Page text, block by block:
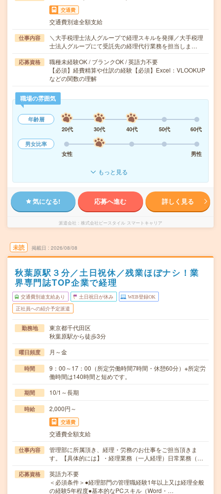
交通費
交通費別途全額支給
仕事内容
＼大手税理士法人グループで経理スキルを発揮／大手税理
士法人グループにて受託先の経理代行業務を担当しま…
応募資格
職種未経験OK / ブランクOK / 英語力不要
【必須】経費精算や仕訳の経験【必須】Excel：VLOOKUP
などの関数の理解
職場の雰囲気
年齢層
20代
30代 40代 50代
60代
男女比率
女性
男性
もっと見る
気になる! 応募へ進む 詳しく見る
派遣会社 株式会社ビースタイル スマートキャリア
未読 掲載日 2026/08/08
秋葉原駅３分／土日祝休／残業ほぼナシ！業
界専門誌TOP企業で経理
交通費別途支給あり 土日祝日が休み WEB登録OK
正社員への紹介予定派遣
勤務地
東京都千代田区
秋葉原駅から徒歩3分
曜日頻度 月～金
時間
9：00～17：00（所定労働時間7時間・休憩60分）※所定労
働時間は140時間と短めです。
期間 10/1～長期
時給 2,000円～
交通費
交通費全額支給
仕事内容
管理部に所属頂き、経理・労務のお仕事をご担当頂きま
す。【具体的には】・経理業務（一人経理）日常業務（…
応募資格
英語力不要
＜必須条件＞●経理部門の管理職経験1年以上又は経理全般
の経験5年程度●基本的なPCスキル（Word・…